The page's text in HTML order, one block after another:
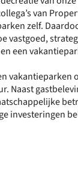
van
zelf.
vastgoed,
een
vakantieparken
Naast
investeringen